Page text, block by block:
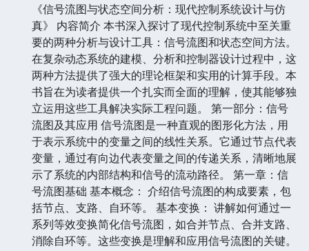
《信号流图与状态空间分析：现代控制系统设计与仿
真》 内容简介 本书深入探讨了现代控制系统中至关重
要的两种分析与设计工具：信号流图和状态空间方法。
在复杂动态系统的建模、分析和控制器设计过程中，这
两种方法提供了强大的理论框架和实用的计算手段。本
书旨在为读者提供一个扎实而全面的理解，使其能够独
立运用这些工具解决实际工程问题。 第一部分：信号
流图及其应用 信号流图是一种直观的图形化方法，用
于表示系统中的变量之间的线性关系。它通过节点代表
变量，通过有向边代表变量之间的传递关系，清晰地展
示了系统的内部结构和信号的流动路径。 第一章：信
号流图基础 基本概念： 介绍信号流图的构成要素，包
括节点、支路、自环等。 基本变换： 讲解如何通过一
系列等效变换简化信号流图，如合并节点、合并支路、
消除自环等。这些变换是理解和应用信号流图的关键。